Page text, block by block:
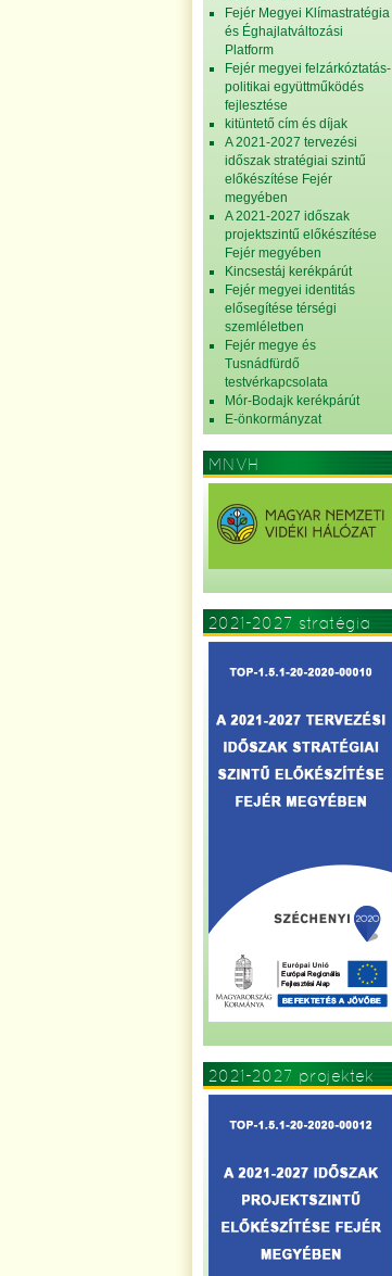
Fejér Megyei Klímastratégia
és Éghajlatváltozási
Platform
Fejér megyei felzárkóztatás-
politikai együttműködés
fejlesztése
kitüntető cím és díjak
A 2021-2027 tervezési
időszak stratégiai szintű
előkészítése Fejér
megyében
A 2021-2027 időszak
projektszintű előkészítése
Fejér megyében
Kincsestáj kerékpárút
Fejér megyei identitás
elősegítése térségi
szemléletben
Fejér megye és
Tusnádfürdő
testvérkapcsolata
Mór-Bodajk kerékpárút
E-önkormányzat
MNVH
2021-2027 stratégia
2021-2027 projektek